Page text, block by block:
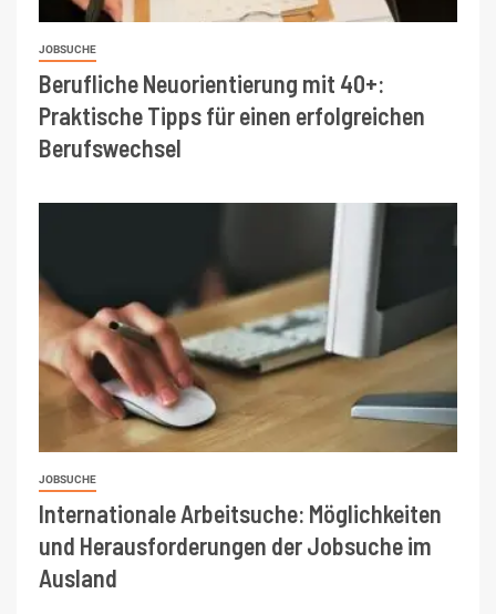
JOBSUCHE
Berufliche Neuorientierung mit 40+:
Praktische Tipps für einen erfolgreichen
Berufswechsel
JOBSUCHE
Internationale Arbeitsuche: Möglichkeiten
und Herausforderungen der Jobsuche im
Ausland